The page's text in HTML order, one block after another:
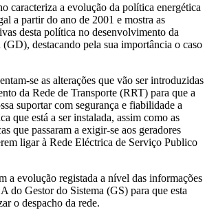
caracteriza a evolução da política energética
a partir do ano de 2001 e mostra as
desta política no desenvolvimento da
destacando pela sua importância o caso
se as alterações que vão ser introduzidas
da Rede de Transporte (RRT) para que a
suportar com segurança e fiabilidade a
que está a ser instalada, assim como as
que passaram a exigir-se aos geradores
ligar à Rede Eléctrica de Serviço Publico
a evolução registada a nível das informações
do Gestor do Sistema (GS) para que esta
o despacho da rede.